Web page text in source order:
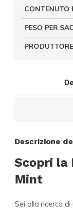
Descrizione
Scopri la
Mint
Sei alla ricerca
CONTENUTO
PESO PER
PRODUTTORE